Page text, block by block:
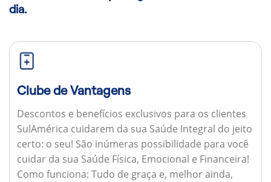
dia.
Clube de Vantagens
Descontos e benefícios exclusivos para os clientes
SulAmérica cuidarem da sua Saúde Integral do jeito
certo: o seu! São inúmeras possibilidade para você
cuidar da sua Saúde Física, Emocional e Financeira!
Como funciona: Tudo de graça e, melhor ainda,